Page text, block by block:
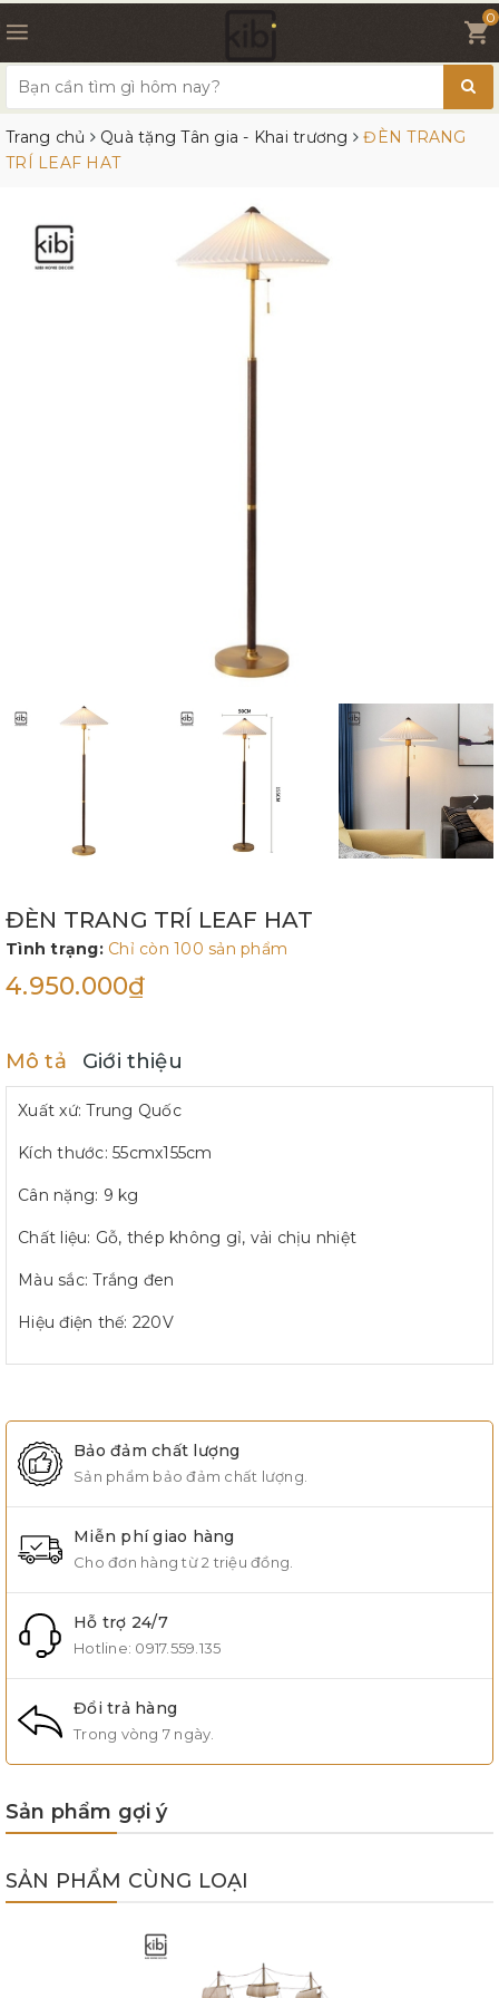
0
Trang chủ Quà tặng Tân gia - Khai trương
ĐÈN TRANG
TRÍ LEAF HAT
ĐÈN TRANG TRÍ LEAF HAT
Tình trạng: Chỉ còn 100 sản phẩm
4.950.000₫
Mô tả Giới thiệu
Xuất xứ: Trung Quốc
Kích thước: 55cmx155cm
Cân nặng: 9 kg
Chất liệu: Gỗ, thép không gỉ, vải chịu nhiệt
Màu sắc: Trắng đen
Hiệu điện thế: 220V
Bảo đảm chất lượng
Sản phẩm bảo đảm chất lượng.
Miễn phí giao hàng
Cho đơn hàng từ 2 triệu đồng.
Hỗ trợ 24/7
Hotline: 0917.559.135
Đổi trả hàng
Trong vòng 7 ngày.
Sản phẩm gợi ý
SẢN PHẨM CÙNG LOẠI